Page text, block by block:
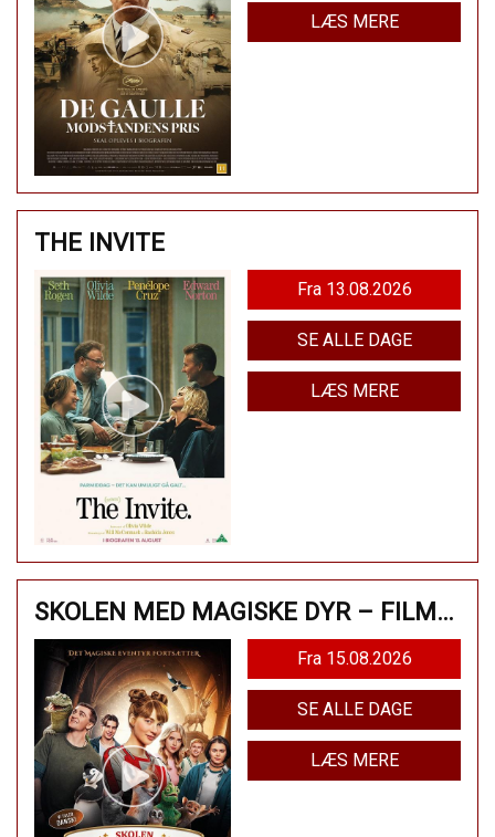
LÆS MERE
THE INVITE
Fra 13.08.2026
SE ALLE DAGE
LÆS MERE
SKOLEN MED MAGISKE DYR – FILMEN
Fra 15.08.2026
SE ALLE DAGE
LÆS MERE